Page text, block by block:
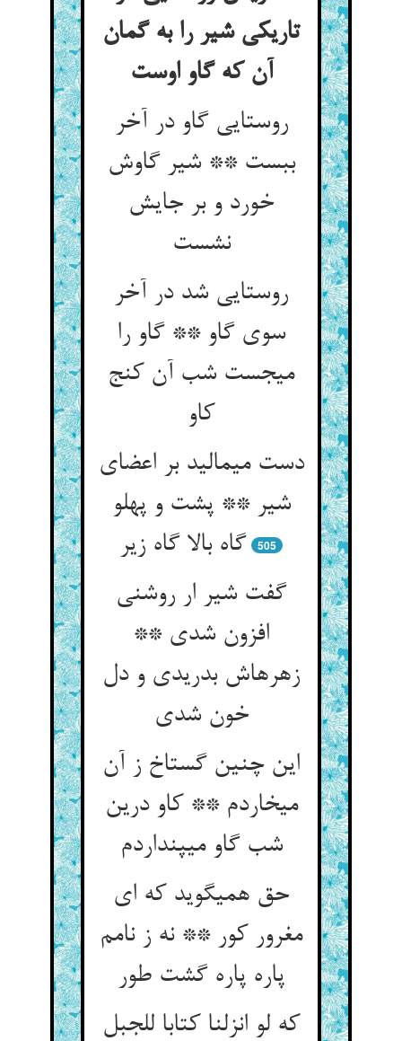
تاریکی شیر را به گمان
آن که گاو اوست
روستایی گاو در آخر
ببست ** شیر گاوش
خورد و بر جایش
نشست‏
روستایی شد در آخر
سوی گاو ** گاو را
می‏جست شب آن کنج
کاو
دست می‏مالید بر اعضای
شیر ** پشت و پهلو
گاه بالا گاه زیر
505
گفت شیر ار روشنی
افزون شدی **
زهره‏اش بدریدی و دل
خون شدی‏
این چنین گستاخ ز آن
می‏خاردم ** کاو درین
شب گاو می‏پنداردم‏
حق همی‏گوید که ای
مغرور کور ** نه ز نامم
پاره پاره گشت طور
که لو انزلنا کتابا للجبل